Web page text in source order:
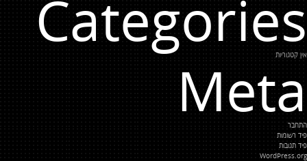
Categories
אין קטגוריות
Meta
התחבר
פיד רשומות
פיד תגובות
WordPress.org